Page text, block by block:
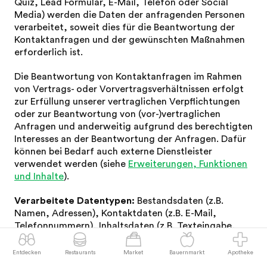
Quiz, Lead Formular, E-Mail, Telefon oder Social
Media) werden die Daten der anfragenden Personen
verarbeitet, soweit dies für die Beantwortung der
Kontaktanfragen und der gewünschten Maßnahmen
erforderlich ist.
Die Beantwortung von Kontaktanfragen im Rahmen
von Vertrags- oder Vorvertragsverhältnissen erfolgt
zur Erfüllung unserer vertraglichen Verpflichtungen
oder zur Beantwortung von (vor-)vertraglichen
Anfragen und anderweitig aufgrund des berechtigten
Interesses an der Beantwortung der Anfragen. Dafür
können bei Bedarf auch externe Dienstleister
verwendet werden (siehe Erweiterungen, Funktionen
und Inhalte).
Verarbeitete Datentypen: Bestandsdaten (z.B.
Namen, Adressen), Kontaktdaten (z.B. E-Mail,
Telefonnummern), Inhaltsdaten (z.B. Texteingabe,
Fotos, Videos).
Betroffene:Kommunikationspartner.
Entdecken Restaurants Market Bauernmarkt Apotheke